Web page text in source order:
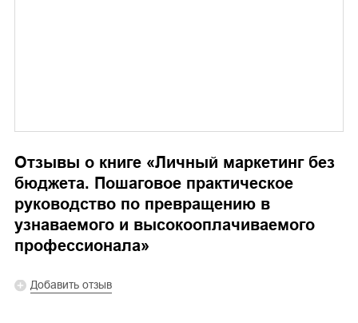
Отзывы о книге «Личный маркетинг без
бюджета. Пошаговое практическое
руководство по превращению в
узнаваемого и высокооплачиваемого
профессионала»
Добавить отзыв